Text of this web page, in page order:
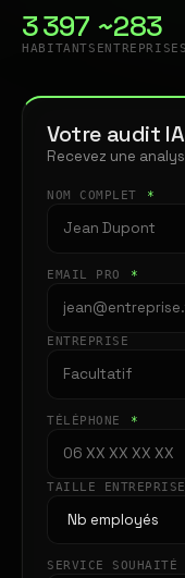
3 397
HABITANTS
~283
ENTREPRISES
Votre audit
Recevez une
NOM COMPLET *
EMAIL PRO *
ENTREPRISE
TÉLÉPHONE *
TAILLE
SERVICE SOUHAITÉ